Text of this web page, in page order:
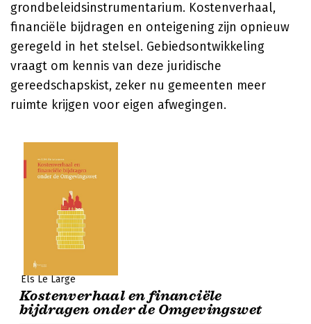
grondbeleidsinstrumentarium. Kostenverhaal,
financiële bijdragen en onteigening zijn opnieuw
geregeld in het stelsel. Gebiedsontwikkeling
vraagt om kennis van deze juridische
gereedschapskist, zeker nu gemeenten meer
ruimte krijgen voor eigen afwegingen.
Els Le Large
Kostenverhaal en financiële
bijdragen onder de Omgevingswet